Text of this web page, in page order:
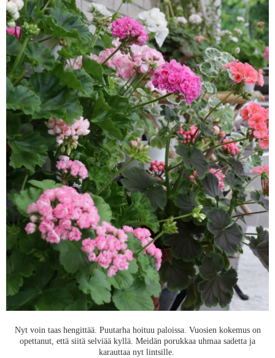
Nyt voin taas hengittää. Puutarha hoituu paloissa. Vuosien kokemus on
opettanut, että siitä selviää kyllä. Meidän porukkaa uhmaa sadetta ja
karauttaa nyt lintsille.